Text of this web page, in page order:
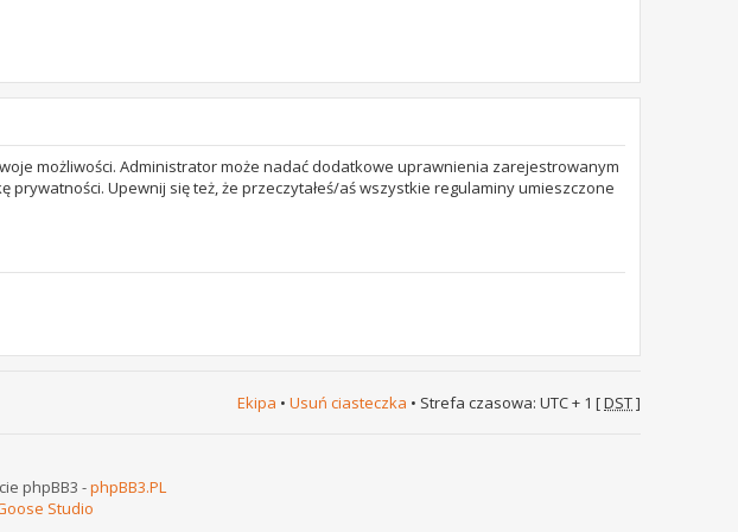
możliwości. Administrator może nadać dodatkowe uprawnienia zarejestrowanym
Upewnij się też, że przeczytałeś/aś wszystkie regulaminy umieszczone
Ekipa • Usuń ciasteczka • Strefa czasowa: UTC + 1 [DST]
phpBB3 -phpBB3.PL
Studio